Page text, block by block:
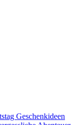
Geschenkideen